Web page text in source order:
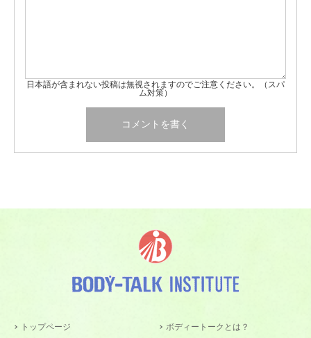
日本語が含まれない投稿は無視されますのでご注意ください。（スパ
ム対策）
トップページ ボディートークとは？